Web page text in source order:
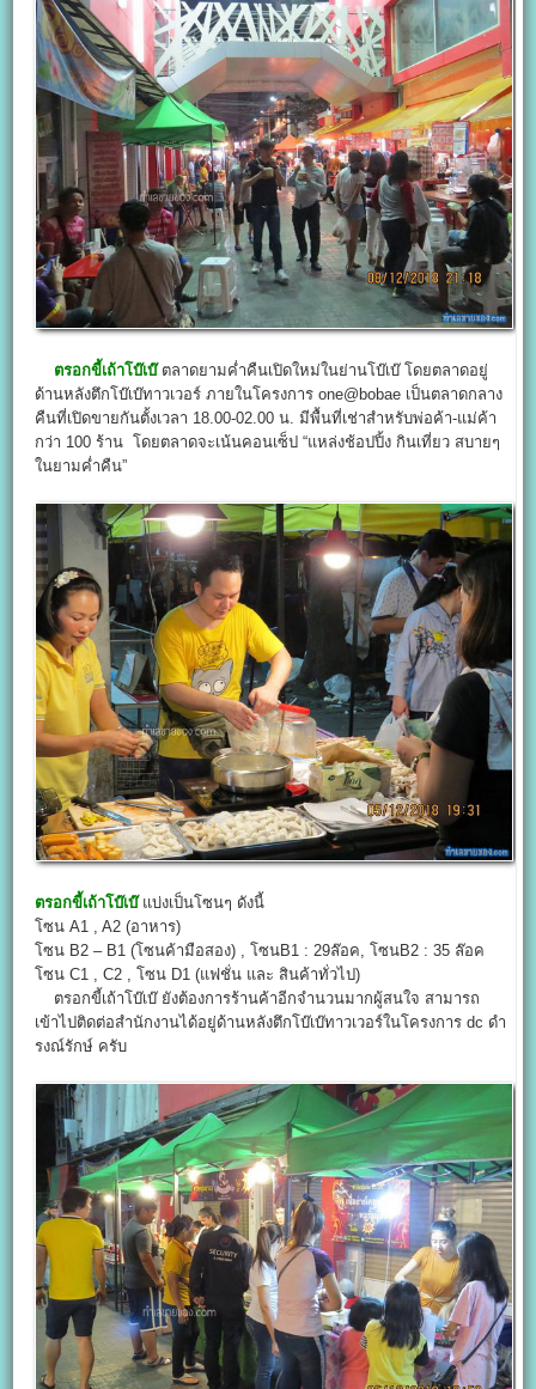
ตรอกขี้เถ้าโบ๊เบ๊ตลาดยามค่ำคืนเปิดใหม่ในย่านโบ๊เบ๊ โดยตลาดอยู่
ด้านหลังตึกโบ๊เบ๊ทาวเวอร์ ภายในโครงการ one@bobae เป็นตลาดกลาง
คืนที่เปิดขายกันตั้งเวลา 18.00-02.00 น. มีพื้นที่เช่าสำหรับพ่อค้า-แม่ค้า
กว่า 100 ร้าน โดยตลาดจะเน้นคอนเซ็ป “แหล่งช้อปปิ้ง กินเที่ยว สบายๆ
ในยามค่ำคืน”
ตรอกขี้เถ้าโบ๊เบ๊แบ่งเป็นโซนๆ ดังนี้
โซน A1 , A2 (อาหาร)
โซน B2 – B1 (โซนค้ามือสอง) , โซนB1 : 29ล๊อค, โซนB2 : 35 ล๊อค
โซน C1 , C2 , โซน D1 (แฟชั่น และ สินค้าทั่วไป)
ตรอกขี้เถ้าโบ๊เบ๊ ยังต้องการร้านค้าอีกจำนวนมากผู้สนใจ สามารถ
เข้าไปติดต่อสำนักงานได้อยู่ด้านหลังตึกโบ๊เบ๊ทาวเวอร์ในโครงการ dc ดำ
รงณ์รักษ์ ครับ